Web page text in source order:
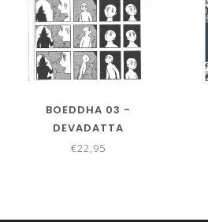
BOEDDHA 03 -
DEVADATTA
€22,95